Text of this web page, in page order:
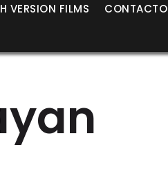
VERSION FILMS CONTACTO